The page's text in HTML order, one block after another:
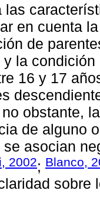
las
en cuenta
de
y la
16 y 17
obstante,
de alguno
asocian
2002; Blanco,
sobre